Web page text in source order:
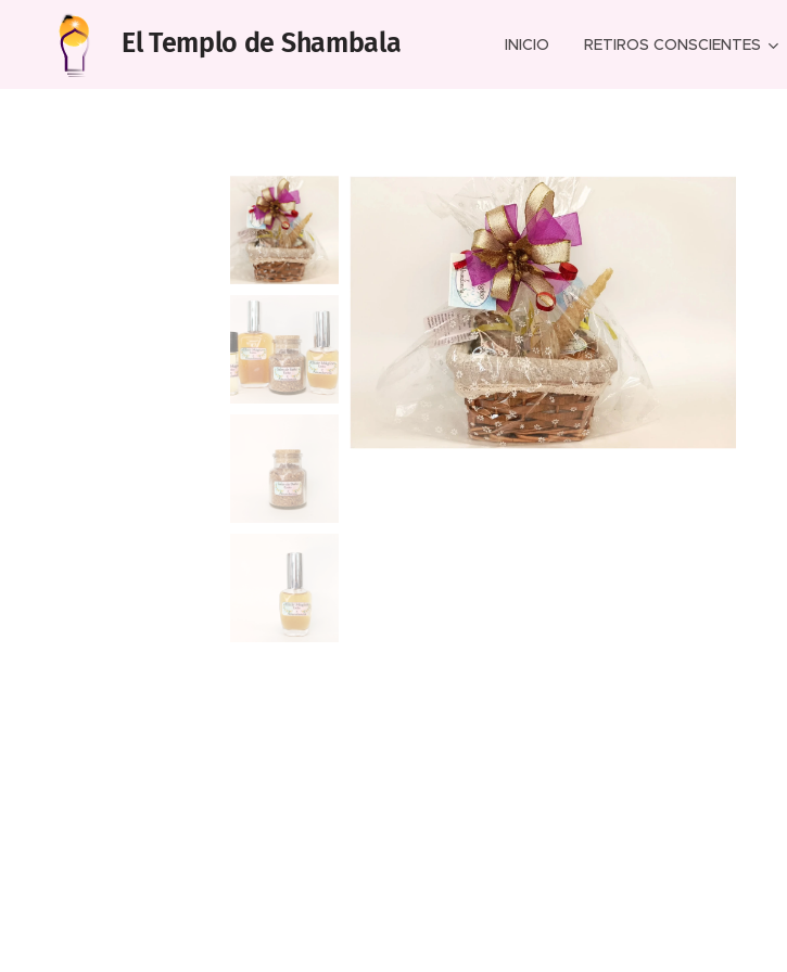
El Templo de Shambala INICIO RETIROS CONSCIENTES